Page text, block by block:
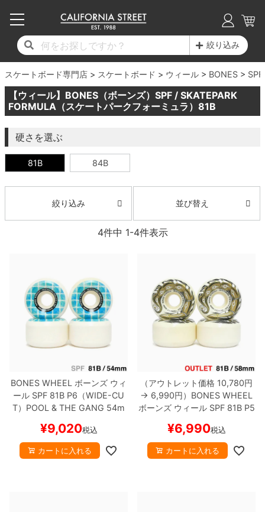
絞り込み
スケートボード専門店 スケートボード ウィール BONES SPF
【ウィール】BONES（ボーンズ）SPF / SKATEPARK
FORMULA（スケートパークフォーミュラ）81B
硬さを選ぶ
81B 84B
絞り込み 並び替え
4件中 1-4件表示
BONES WHEEL ボーンズ ウィ
ール SPF 81B P6（WIDE-CU
T） POOL & THE GANG 54m
¥9,020税込
カートに入れる
（アウトレット価格 10,780円
→ 6,990円） BONES WHEEL
ボーンズ ウィールSPF 81B P5
黄ばみ（日焼け）スケー
トボード スケボー
¥6,990税込
カートに入れる
17時までのご注文は当日発送！
11,000円以上で送料無料！
毎月1日はポイント5倍！10日と20日は3倍！
コンプリートセット（完成品）
デッキ
17時までのご注文は当日発送！
11,000円以上で送料無料！
毎月1日はポイント5倍！10日と20日は3倍！
デッキ新着一覧
デッキブランド一覧（全てのデッキ）
サイズからデッキを選ぶ
子供用デッキ
7.0inch以下
7.2inch
7.3inch
7.5inch
7.9inch
8.0inch
8.1inch
8.2inch
8.3inch
トラック
17時までのご注文は当日発送！
11,000円以上で送料無料！
毎月1日はポイント5倍！10日と20日は3倍！
トラック新着一覧
トラックブランド一覧（全てのトラック）
適合デッキサイズから選ぶ
7.0inch以下
7.2inch
7.3inch
7.5inch
7.6inch
8.0inch
8.1inch
8.2inch
8.3inch
8.4inch
17時までのご注文は当日発送！
11,000円以上で送料無料！
毎月1日はポイント5倍！10日と20日は3倍！
ウィール新着一覧
ウィールブランド一覧（全てのウィール）
ウィールをサイズから選ぶ
50mm
51mm
52mm
53mm
54mm
58mm
59mm
60mm
62mm
63mm
ボーンズ XF（エックスフォーミュラ）
パウエルペラルタ DF（ドラゴンフォーミュ
ラ）
ソフトウィール（クルーザー）
ボルト
パーツ・その他
足回りセット（トラック・ウィールセット）
ヘルメット・パッド
練習用アイテム（初心者におすすめ）
スケートケース・バッグ
17時までのご注文は当日発送！
11,000円以上で送料無料！
毎月1日はポイント5倍！10日と20日は3倍！
シューズ新着一覧
シューズブランド一覧
シューズをサイズから選ぶ
20cm
21cm
22cm
22.5cm
23cm
25cm
25.5cm
26cm
26.5cm
27cm
17時までのご注文は当日発送！
11,000円以上で送料無料！
毎月1日はポイント5倍！10日と20日は3倍！
Tシャツ
ロングスリーブTシャツ
ジャケット
トレーナー・セーター
ショーツ
長袖ボタンシャツ
7分袖シャツ・ラグラン
半袖シャツ
キャップ
ソックス
17時までのご注文は当日発送！
11,000円以上で送料無料！
毎月1日はポイント5倍！10日と20日は3倍！
最新ブログ一覧
カテゴリー
17時までのご注文は当日発送！
11,000円以上で送料無料！
毎月1日はポイント5倍！10日と20日は3倍！
初心者の方へ
商品情報
徹底解析
スケートパーク情報
17時までのご注文は当日発送！
11,000円以上で送料無料！
毎月1日はポイント5倍！10日と20日は3倍！
店舗情報
ショップライダー紹介
スタッフ紹介
特定商取引法に基づく表記